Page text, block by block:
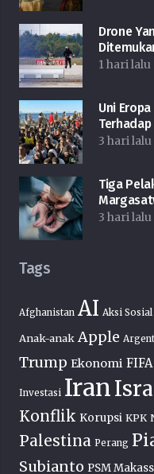
Drone
1 hari lalu
Uni
3 hari lalu
Tiga
3 hari lalu
Tags
Afghanistan AI Aksi Sosial
Anak-anak Apple
Trump Ekonomi FIFA
Investasi Iran
Konflik Korupsi KPK
Palestina Perang
Subianto PSM